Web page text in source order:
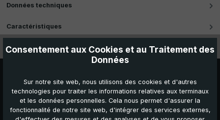
Données techniques
Caractéristiques
Vidéos
Consentement aux Cookies et au Traitement des
Données
Sur notre site web, nous utilisons des cookies et d'autres
technologies pour traiter les informations relatives aux terminaux
et les données personnelles. Cela nous permet d'assurer la
fonctionnalité de notre site web, d'intégrer des services externes,